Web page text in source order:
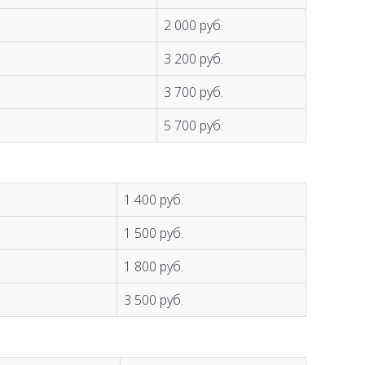
2 000 руб.
3 200 руб.
3 700 руб.
5 700 руб.
1 400 руб.
1 500 руб.
1 800 руб.
3 500 руб.